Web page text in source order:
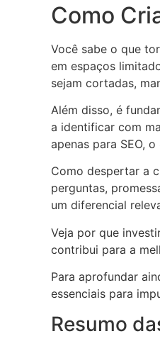
Como
Você sabe o que
em espaços
sejam cortadas,
Além disso, é
a identificar com
apenas para SEO,
Como despertar a
perguntas,
um diferencial
Veja por que
contribui para a
Para aprofundar
essenciais para
Resumo